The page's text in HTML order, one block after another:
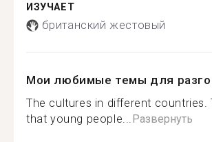
ИЗУЧАЕТ
британский жестовый
Мои любимые темы для
The cultures in different countries.
that young people...Развернуть